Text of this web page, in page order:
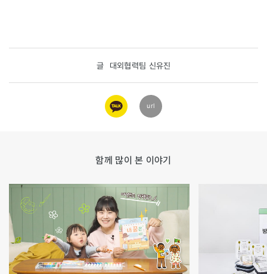
글 대외협력팀 신유진
카카오
링크
url
함께 많이 본 이야기